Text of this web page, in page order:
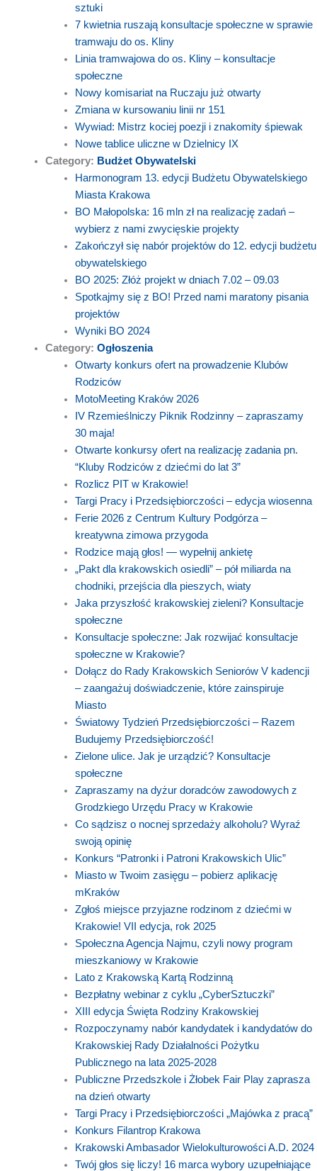
sztuki
7 kwietnia ruszają konsultacje społeczne w sprawie
tramwaju do os. Kliny
Linia tramwajowa do os. Kliny – konsultacje
społeczne
Nowy komisariat na Ruczaju już otwarty
Zmiana w kursowaniu linii nr 151
Wywiad: Mistrz kociej poezji i znakomity śpiewak
Nowe tablice uliczne w Dzielnicy IX
Category: Budżet Obywatelski
Harmonogram 13. edycji Budżetu Obywatelskiego
Miasta Krakowa
BO Małopolska: 16 mln zł na realizację zadań –
wybierz z nami zwycięskie projekty
Zakończył się nabór projektów do 12. edycji budżetu
obywatelskiego
BO 2025: Złóż projekt w dniach 7.02 – 09.03
Spotkajmy się z BO! Przed nami maratony pisania
projektów
Wyniki BO 2024
Category: Ogłoszenia
Otwarty konkurs ofert na prowadzenie Klubów
Rodziców
MotoMeeting Kraków 2026
IV Rzemieślniczy Piknik Rodzinny – zapraszamy
30 maja!
Otwarte konkursy ofert na realizację zadania pn.
“Kluby Rodziców z dziećmi do lat 3”
Rozlicz PIT w Krakowie!
Targi Pracy i Przedsiębiorczości – edycja wiosenna
Ferie 2026 z Centrum Kultury Podgórza –
kreatywna zimowa przygoda
Rodzice mają głos! — wypełnij ankietę
„Pakt dla krakowskich osiedli” – pół miliarda na
chodniki, przejścia dla pieszych, wiaty
Jaka przyszłość krakowskiej zieleni? Konsultacje
społeczne
Konsultacje społeczne: Jak rozwijać konsultacje
społeczne w Krakowie?
Dołącz do Rady Krakowskich Seniorów V kadencji
– zaangażuj doświadczenie, które zainspiruje
Miasto
Światowy Tydzień Przedsiębiorczości – Razem
Budujemy Przedsiębiorczość!
Zielone ulice. Jak je urządzić? Konsultacje
społeczne
Zapraszamy na dyżur doradców zawodowych z
Grodzkiego Urzędu Pracy w Krakowie
Co sądzisz o nocnej sprzedaży alkoholu? Wyraź
swoją opinię
Konkurs “Patronki i Patroni Krakowskich Ulic”
Miasto w Twoim zasięgu – pobierz aplikację
mKraków
Zgłoś miejsce przyjazne rodzinom z dziećmi w
Krakowie! VII edycja, rok 2025
Społeczna Agencja Najmu, czyli nowy program
mieszkaniowy w Krakowie
Lato z Krakowską Kartą Rodzinną
Bezpłatny webinar z cyklu „CyberSztuczki”
XIII edycja Święta Rodziny Krakowskiej
Rozpoczynamy nabór kandydatek i kandydatów do
Krakowskiej Rady Działalności Pożytku
Publicznego na lata 2025-2028
Publiczne Przedszkole i Żłobek Fair Play zaprasza
na dzień otwarty
Targi Pracy i Przedsiębiorczości „Majówka z pracą”
Konkurs Filantrop Krakowa
Krakowski Ambasador Wielokulturowości A.D. 2024
Twój głos się liczy! 16 marca wybory uzupełniające